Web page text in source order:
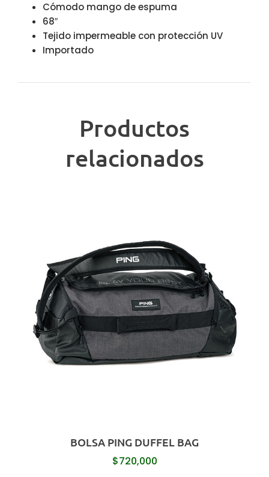
Cómodo mango de espuma
68″
Tejido impermeable con protección UV
Importado
Productos
relacionados
BOLSA PING DUFFEL BAG
$720,000